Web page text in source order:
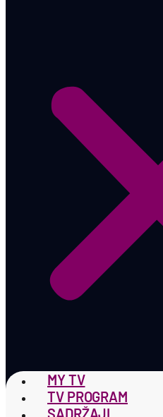
MY TV
TV PROGRAM
SADRŽAJI